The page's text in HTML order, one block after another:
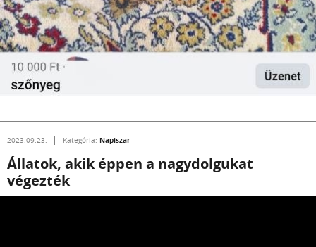
2023.09.23. Kategória: Napiszar
Állatok, akik éppen a nagydolgukat
végezték